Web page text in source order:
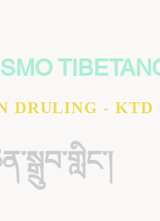
DRULING - KTD